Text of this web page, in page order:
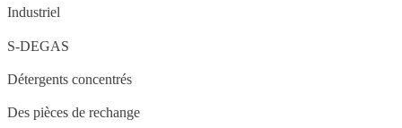
Industriel
S-DEGAS
Détergents concentrés
Des pièces de rechange